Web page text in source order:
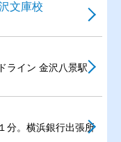
文庫校
ライン 金沢八景駅
分。横浜銀行出張所